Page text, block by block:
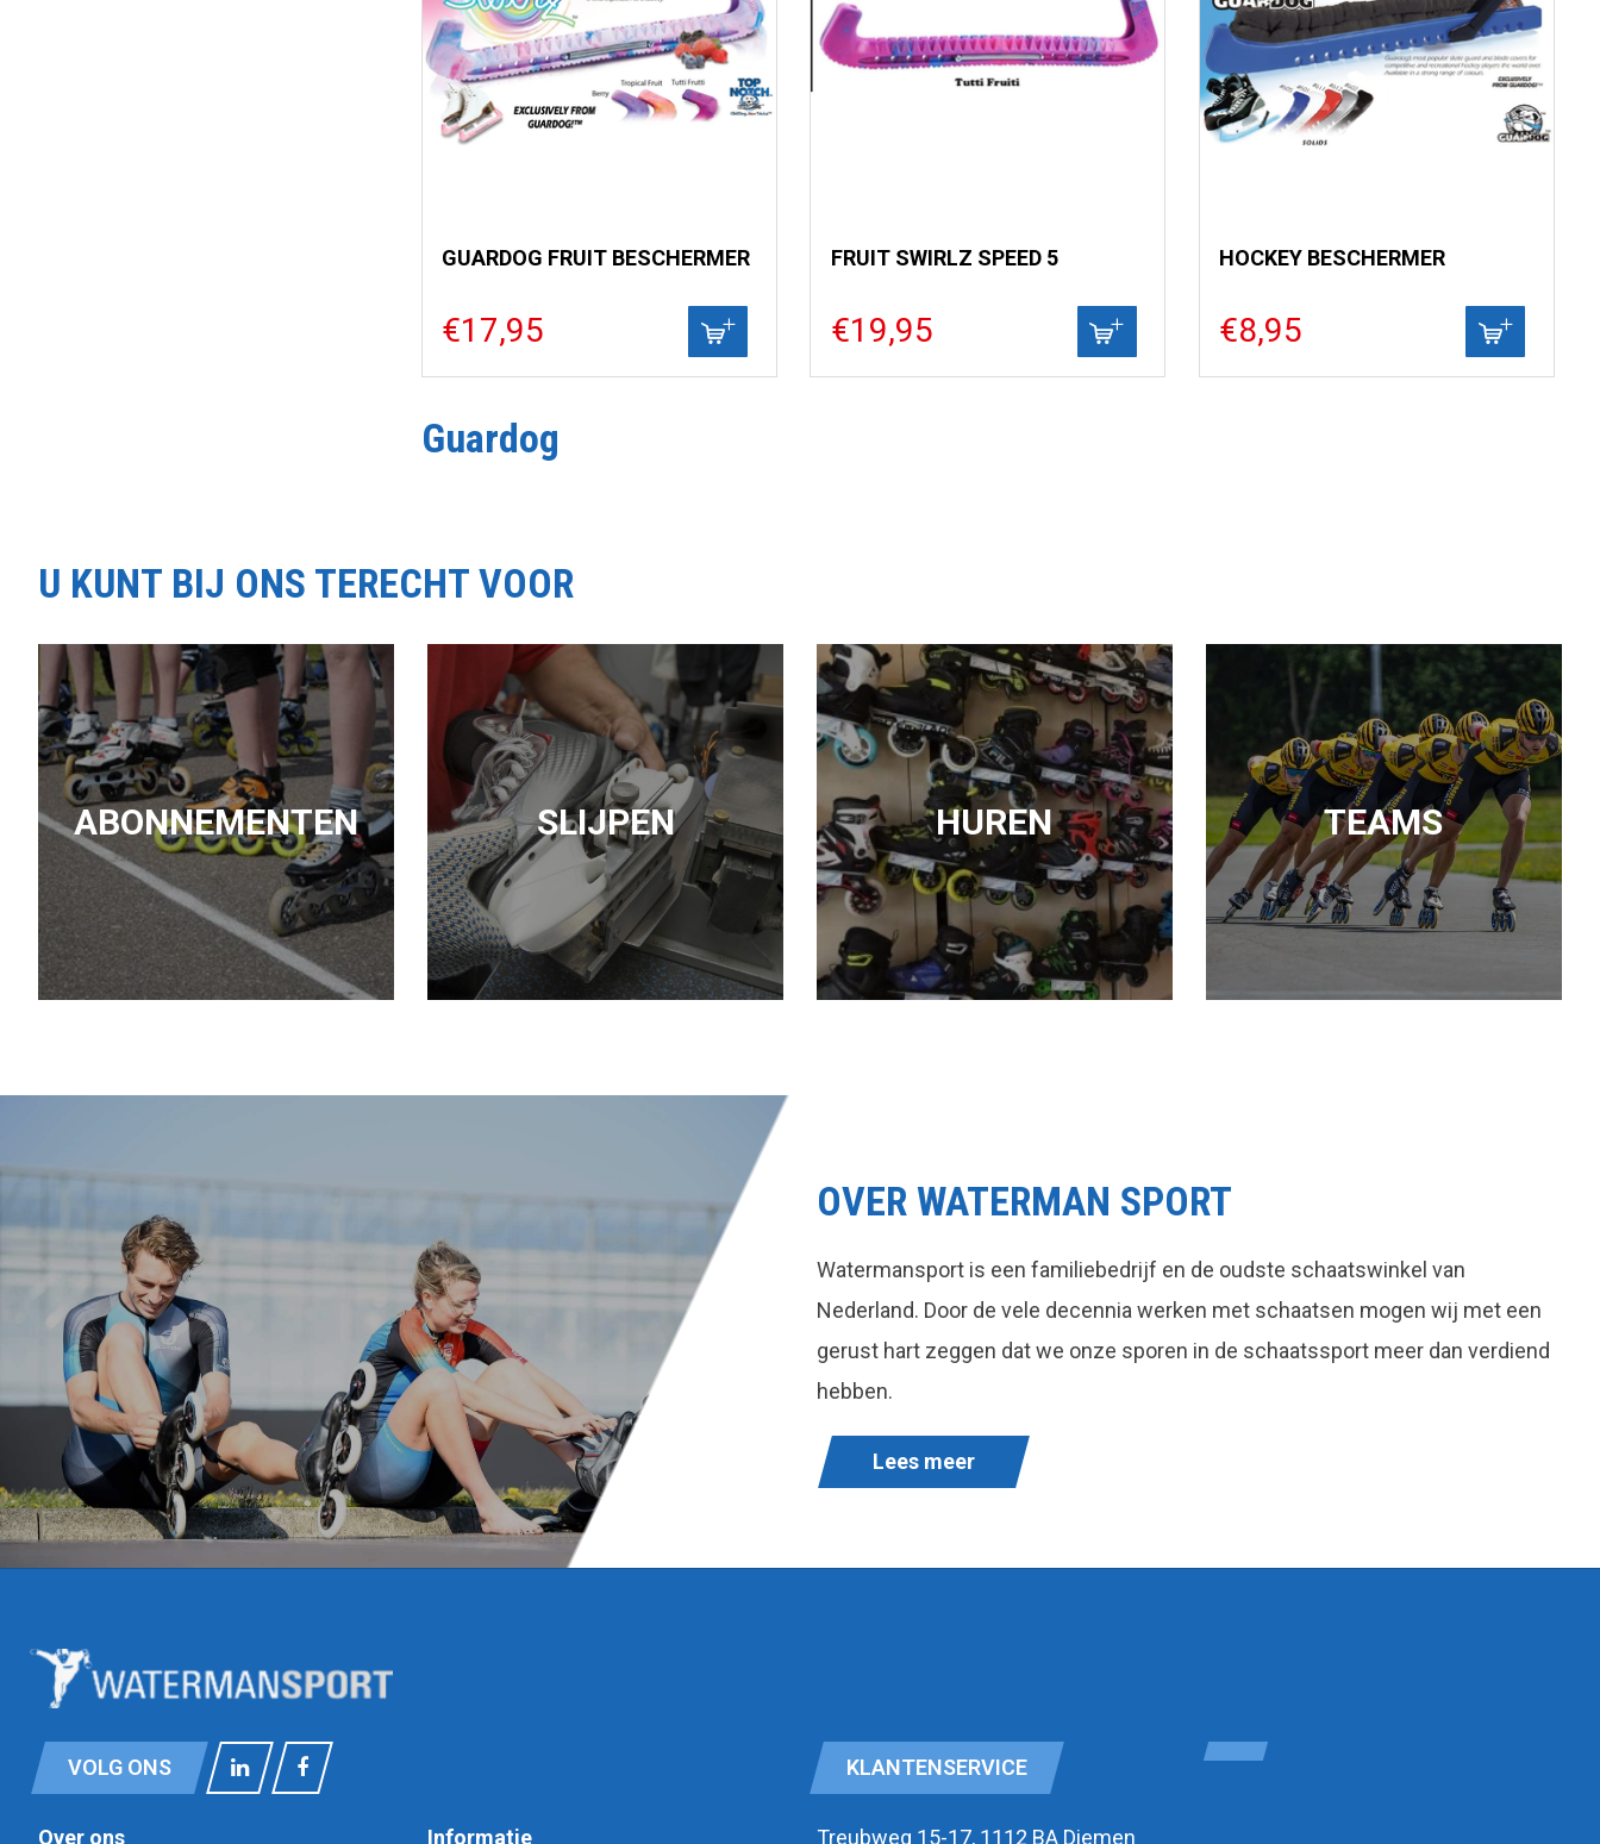
GUARDOG FRUIT BESCHERMER
€17,95
FRUIT SWIRLZ SPEED 5
€19,95
HOCKEY BESCHERMER
€8,95
Guardog
U KUNT BIJ ONS TERECHT VOOR
ABONNEMENTEN SLIJPEN HUREN TEAMS
OVER WATERMAN SPORT
Watermansport is een familiebedrijf en de oudste schaatswinkel van
Nederland. Door de vele decennia werken met schaatsen mogen wij met een
gerust hart zeggen dat we onze sporen in de schaatssport meer dan verdiend
hebben.
Lees meer
VOLG ONS
Over ons Informatie
KLANTENSERVICE
Treubweg 15-17, 1112 BA Diemen